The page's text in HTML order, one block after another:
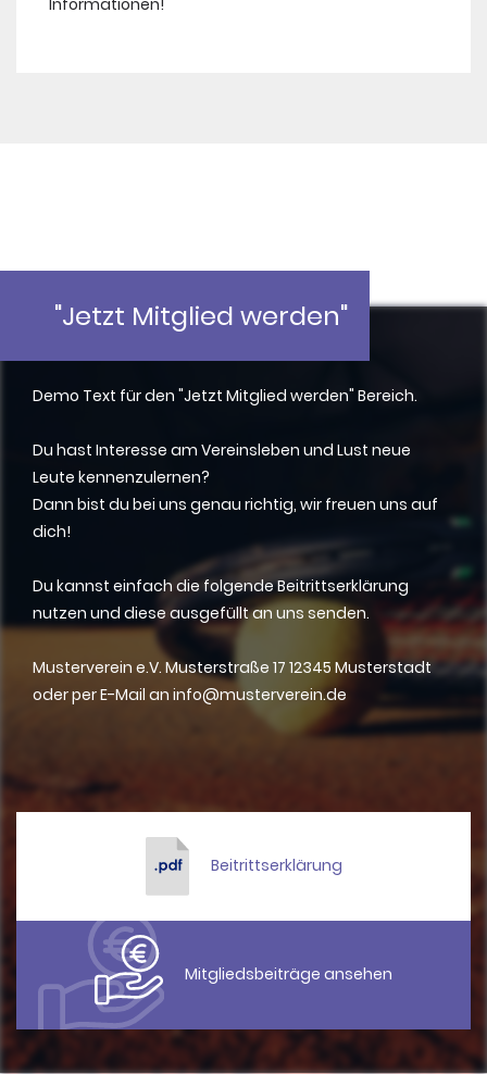
"Jetzt Mitglied werden"
Demo Text für den "Jetzt Mitglied werden" Bereich.
Du hast Interesse am Vereinsleben und Lust neue
Leute kennenzulernen?
Dann bist du bei uns genau richtig, wir freuen uns auf
dich!
Du kannst einfach die folgende Beitrittserklärung
nutzen und diese ausgefüllt an uns senden.
Musterverein e.V. Musterstraße 17 12345 Musterstadt
oder per E-Mail an info@musterverein.de
Beitrittserklärung
Mitgliedsbeiträge ansehen